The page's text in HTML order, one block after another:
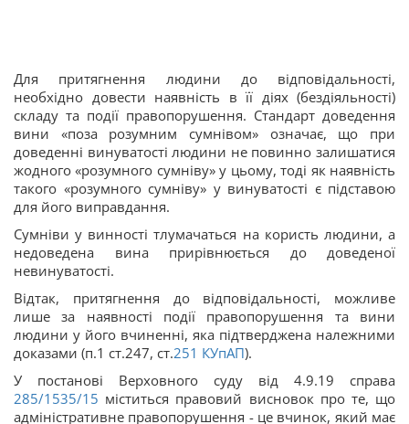
Для притягнення людини до відповідальності,
необхідно довести наявність в її діях (бездіяльності)
складу та події правопорушення. Стандарт доведення
вини «поза розумним сумнівом» означає, що при
доведенні винуватості людини не повинно залишатися
жодного «розумного сумніву» у цьому, тоді як наявність
такого «розумного сумніву» у винуватості є підставою
для його виправдання.
Сумніви у винності тлумачаться на користь людини, а
недоведена вина прирівнюється до доведеної
невинуватості.
Відтак, притягнення до відповідальності, можливе
лише за наявності події правопорушення та вини
людини у його вчиненні, яка підтверджена належними
доказами (п.1 ст.247, ст.251 КУпАП).
У постанові Верховного суду від 4.9.19 справа
285/1535/15 міститься правовий висновок про те, що
адміністративне правопорушення - це вчинок, який має